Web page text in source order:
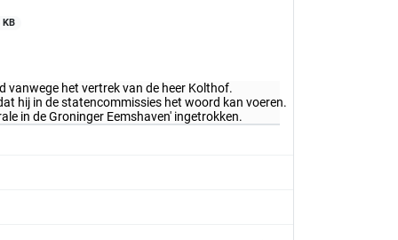
KB
vanwege het vertrek van de heer Kolthof.
hij in de statencommissies het woord kan voeren.
in de Groninger Eemshaven' ingetrokken.